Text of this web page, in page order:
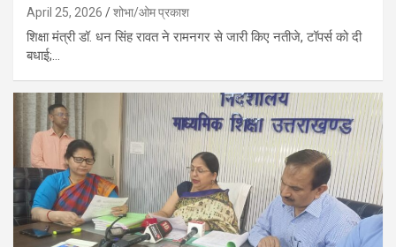
April 25, 2026 शोभा/ओम प्रकाश
शिक्षा मंत्री डॉ. धन सिंह रावत ने रामनगर से जारी किए नतीजे, टॉपर्स को दी
बधाई;…